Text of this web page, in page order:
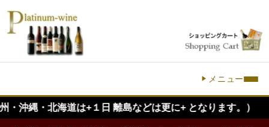
メニュー
海道は+１日 離島などは更に+ となります。）